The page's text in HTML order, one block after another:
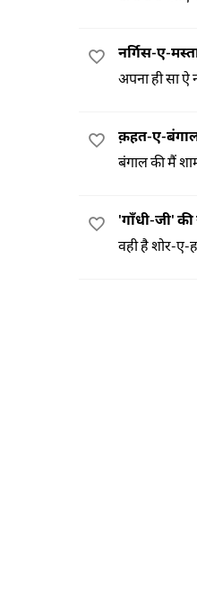
नर्गिस-ए-
अपना ही सा ऐ
क़हत-ए-
बंगाल की मैं
'गाँधी-जी' की
वही है शोर-